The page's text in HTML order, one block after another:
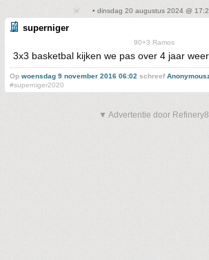
• dinsdag 20 augustus 2024 @
superniger
90+3 Ramos
3x3 basketbal kijken we pas over 4 jaar weer.
Op woensdag 9 november 2016 06:02 schreef
#superniger2020
▼ Advertentie door